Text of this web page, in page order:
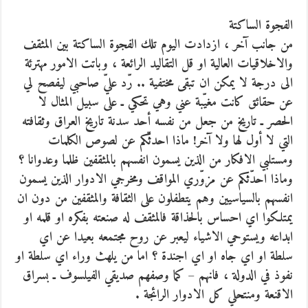
الفجوة الساكتة
من جانب آخر ، ازدادت اليوم تلك الفجوة الساكتة بين المثقف
والاخلاقيات العالية او قل التقاليد الرائعة ، وباتت الامور مهترئة
الى درجة لا يمكن ان تبقى مختفية .. رّد عليّ صاحبي ليفصح لي
عن حقائق كانت مغيّبة عني وهي تحكي ـ على سبيل المثال لا
الحصر ـ تاريخ من جعل من نفسه أحد سدنة تاريخ العراق وثقافته
التي لا أول لها ولا آخر! ماذا احدثّكم عن لصوص الكلمات
ومستلبي الافكار من الذين يسمون انفسهم بالمثقفين ظلما وعدوانا ؟
وماذا احدّثكم عن مزوّري المواقف ومخرجي الادوار الذين يسمون
انفسهم بالسياسيين وهم يتطفلون على الثقافة والمثقفين من دون ان
يمتلكوا اي احساس بالحذاقة فالمثقف له صنعته بفكره او قلمه او
ابداعه ويستوحي الاشياء ليعبر عن روح مجتمعه بعيدا عن اي
سلطة او اي جاه او اي اجندة ؟ اما من يلهث وراء اي سلطة او
نفوذ في الدولة ، فانهم – كما وصفهم صديقي الفيلسوف ـ بسراق
الاقنعة ومنتحلي كل الادوار الرائجة .